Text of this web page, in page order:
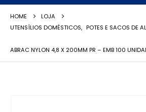
HOME
LOJA
UTENSÍLIOS DOMÉSTICOS, POTES E SACOS DE
ABRAC NYLON 4,8 X 200MM PR – EMB 100